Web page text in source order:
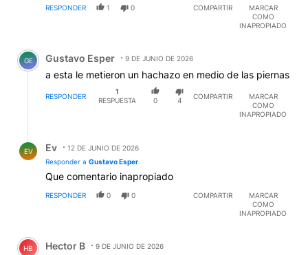
RESPONDER 1 0 COMPARTIR
MARCAR
COMO
INAPROPIADO
Comentario de Gustavo Esper.
GE Gustavo Esper 9 DE JUNIO DE 2026
a esta le metieron un hachazo en medio de las piernas
RESPONDER
1
RESPUESTA
0 4
COMPARTIR
MARCAR
COMO
INAPROPIADO
EV Ev
12 DE JUNIO DE 2026
Responder a Gustavo Esper
Que comentario inapropiado
RESPONDER 0 0 COMPARTIR
MARCAR
COMO
INAPROPIADO
Comentario de Hector B.
HB Hector B 9 DE JUNIO DE 2026